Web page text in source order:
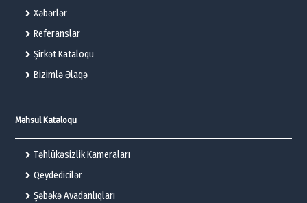
Xəbərlər
Referanslar
Şirkət Kataloqu
Bizimlə Əlaqə
Məhsul Kataloqu
Təhlükəsizlik Kameraları
Qeydedicilər
Şəbəkə Avadanlıqları